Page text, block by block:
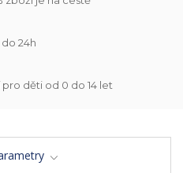
24h
děti od 0 do 14 let